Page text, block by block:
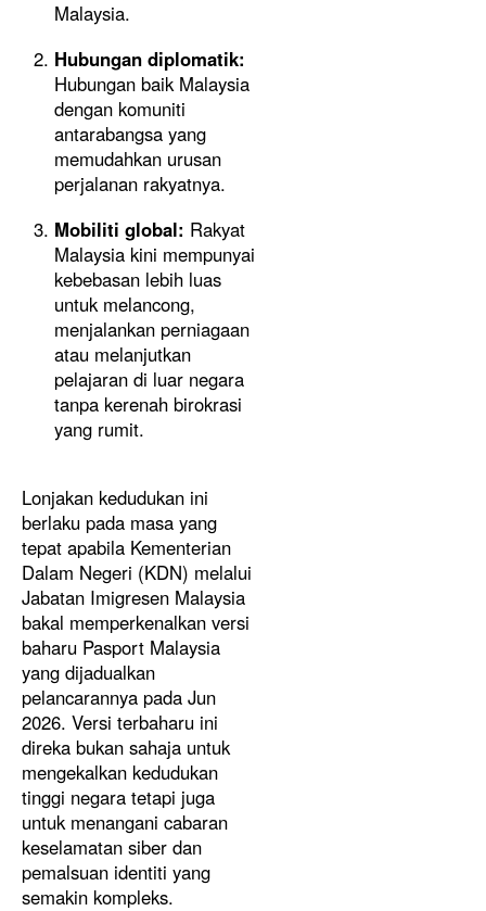
Malaysia.
Hubungan diplomatik:
Hubungan baik Malaysia
dengan komuniti
antarabangsa yang
memudahkan urusan
perjalanan rakyatnya.
Mobiliti global: Rakyat
Malaysia kini mempunyai
kebebasan lebih luas
untuk melancong,
menjalankan perniagaan
atau melanjutkan
pelajaran di luar negara
tanpa kerenah birokrasi
yang rumit.
Lonjakan kedudukan ini
berlaku pada masa yang
tepat apabila Kementerian
Dalam Negeri (KDN) melalui
Jabatan Imigresen Malaysia
bakal memperkenalkan versi
baharu Pasport Malaysia
yang dijadualkan
pelancarannya pada Jun
2026. Versi terbaharu ini
direka bukan sahaja untuk
mengekalkan kedudukan
tinggi negara tetapi juga
untuk menangani cabaran
keselamatan siber dan
pemalsuan identiti yang
semakin kompleks.